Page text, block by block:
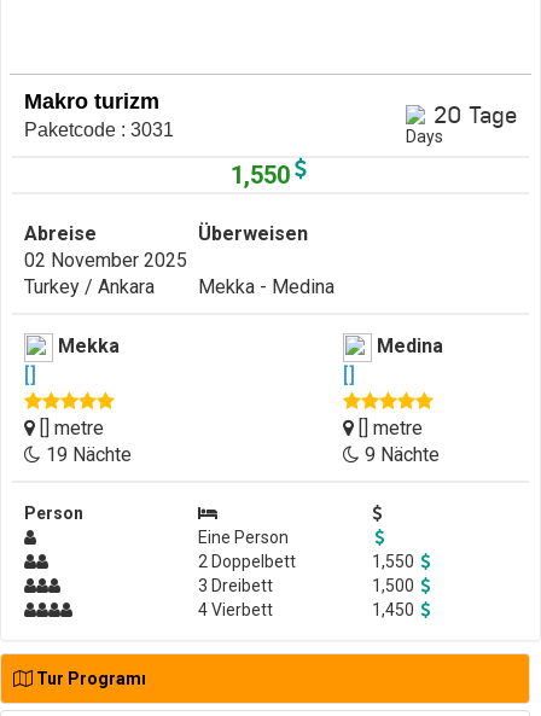
Makro turizm
Paketcode : 3031
20 Tage
1,550
Abreise
02 November 2025
Turkey / Ankara
Überweisen
Mekka - Medina
Mekka
Medina
[]
[]
[] metre
[] metre
19 Nächte
9 Nächte
Person
Eine Person
2 Doppelbett
1,550
3 Dreibett
1,500
4 Vierbett
1,450
Tur Programı